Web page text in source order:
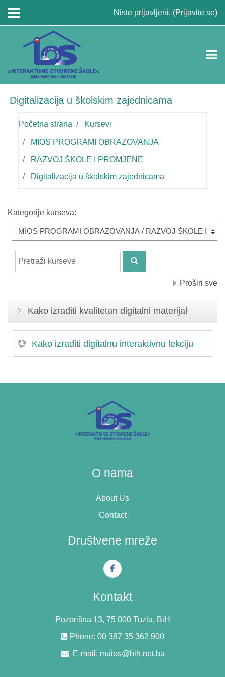
Niste prijavljeni. (Prijavite se)
Digitalizacija u školskim zajednicama
Početna strana Kursevi
MIOS PROGRAMI OBRAZOVANJA
RAZVOJ ŠKOLE I PROMJENE
Digitalizacija u školskim zajednicama
Kategorije kurseva:
Pretraži kurseve
PRETRAŽI KURSEVE
Proširi sve
Kako izraditi kvalitetan digitalni materijal
Kako izraditi digitalnu interaktivnu lekciju
O nama
About Us
Contact
Društvene mreže
Kontakt
Pozorišna 13, 75 000 Tuzla, BiH
Phone: 00 387 35 362 900
E-mail: muios@bih.net.ba